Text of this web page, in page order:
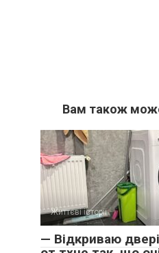
Вам також
Життєві історії
— Відкриваю